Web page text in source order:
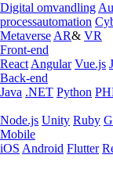
Digital omvandling
processautomation
Metaverse AR& VR
Front-end
React Angular Vue.js
Back-end
Java .NET Python
Node.js Unity Ruby
Mobile
iOS Android Flutter